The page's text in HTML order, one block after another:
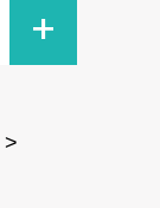
+
>